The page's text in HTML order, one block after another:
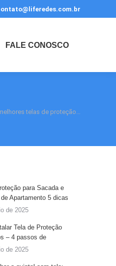
FALE CONOSCO
telas de proteção…
para Sacada e
Apartamento 5 dicas
de 2025
Tela de Proteção
– 4 passos de
de 2025